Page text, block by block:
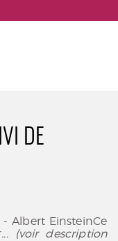
DE
Albert EinsteinCe
... (voir description